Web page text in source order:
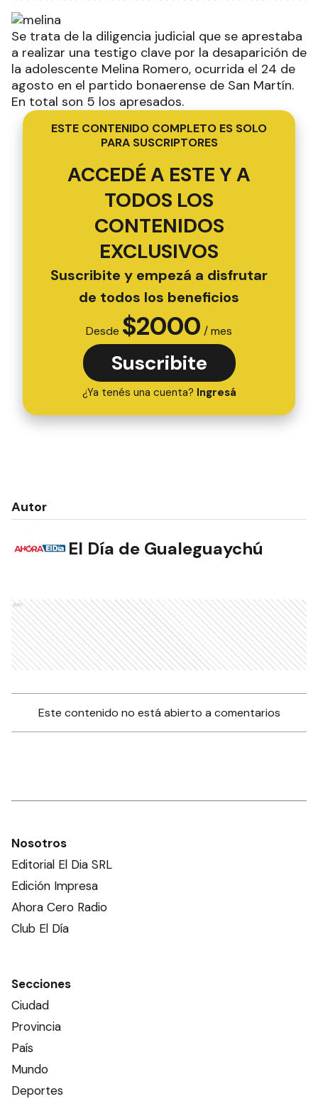
Se trata de la diligencia judicial que se aprestaba
a realizar una testigo clave por la desaparición de
la adolescente Melina Romero, ocurrida el 24 de
agosto en el partido bonaerense de San Martín.
En total son 5 los apresados.
ESTE CONTENIDO COMPLETO ES SOLO
PARA SUSCRIPTORES
ACCEDÉ A ESTE Y A
TODOS LOS
CONTENIDOS
EXCLUSIVOS
Suscribite y empezá a disfrutar
de todos los beneficios
Desde $2000 / mes
Suscribite
¿Ya tenés una cuenta? Ingresá
Autor
El Día de Gualeguaychú
Ads
Este contenido no está abierto a comentarios
Nosotros
Editorial El Dia SRL
Edición Impresa
Ahora Cero Radio
Club El Día
Secciones
Ciudad
Provincia
País
Mundo
Deportes